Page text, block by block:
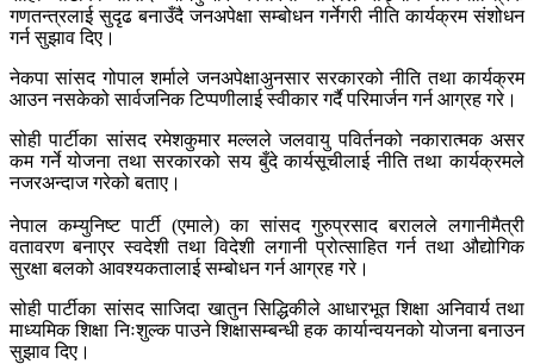
गणतन्त्रलाई सुदृढ बनाउँदै जनअपेक्षा सम्बोधन गर्नेगरी नीति कार्यक्रम संशोधन
गर्न सुझाव दिए।
नेकपा सांसद गोपाल शर्माले जनअपेक्षाअुनसार सरकारको नीति तथा कार्यक्रम
आउन नसकेको सार्वजनिक टिप्पणीलाई स्वीकार गर्दै परिमार्जन गर्न आग्रह गरे।
सोही पार्टीका सांसद रमेशकुमार मल्लले जलवायु पविर्तनको नकारात्मक असर
कम गर्ने योजना तथा सरकारको सय बुँदे कार्यसूचीलाई नीति तथा कार्यक्रमले
नजरअन्दाज गरेको बताए।
नेपाल कम्युनिष्ट पार्टी (एमाले) का सांसद गुरुप्रसाद बरालले लगानीमैत्री
वतावरण बनाएर स्वदेशी तथा विदेशी लगानी प्रोत्साहित गर्न तथा औद्योगिक
सुरक्षा बलको आवश्यकतालाई सम्बोधन गर्न आग्रह गरे।
सोही पार्टीका सांसद साजिदा खातुन सिद्धिकीले आधारभूत शिक्षा अनिवार्य तथा
माध्यमिक शिक्षा निःशुल्क पाउने शिक्षासम्बन्धी हक कार्यान्वयनको योजना बनाउन
सुझाव दिए।